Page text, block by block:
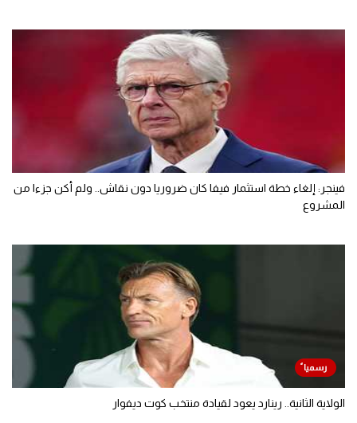
فينجر: إلغاء خطة استثمار فيفا كان ضروريا دون نقاش.. ولم أكن جزءا من
المشروع
الولاية الثانية.. رينارد يعود لقيادة منتخب كوت ديفوار